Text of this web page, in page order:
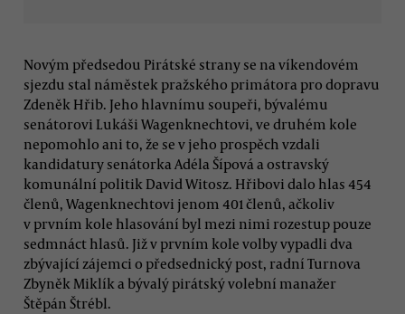
Novým předsedou Pirátské strany se na víkendovém
sjezdu stal náměstek pražského primátora pro dopravu
Zdeněk Hřib. Jeho hlavnímu soupeři, bývalému
senátorovi Lukáši Wagenknechtovi, ve druhém kole
nepomohlo ani to, že se v jeho prospěch vzdali
kandidatury senátorka Adéla Šípová a ostravský
komunální politik David Witosz. Hřibovi dalo hlas 454
členů, Wagenknechtovi jenom 401 členů, ačkoliv
v prvním kole hlasování byl mezi nimi rozestup pouze
sedmnáct hlasů. Již v prvním kole volby vypadli dva
zbývající zájemci o předsednický post, radní Turnova
Zbyněk Miklík a bývalý pirátský volební manažer
Štěpán Štrébl.